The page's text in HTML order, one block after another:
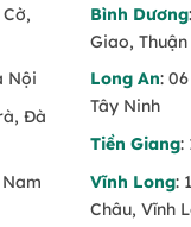
Nội
Đà
Bình Dương
Giao, Thuận
Long An:
Tây Ninh
Tiền Giang:
Vĩnh Long:
Châu, Vĩnh